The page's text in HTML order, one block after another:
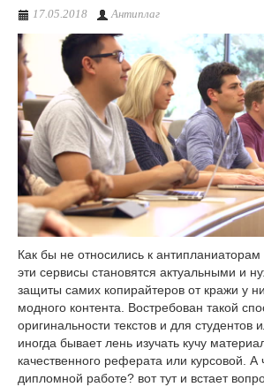
17.05.2018 Антиплаг
Как бы не относились к
эти сервисы становятся актуальными и
защиты самих копирайтеров от кражи у
модного контента. Востребован такой
оригинальности текстов и для студентов
иногда бывает лень изучать кучу
качественного реферата или курсовой. А
дипломной работе? вот тут и встает